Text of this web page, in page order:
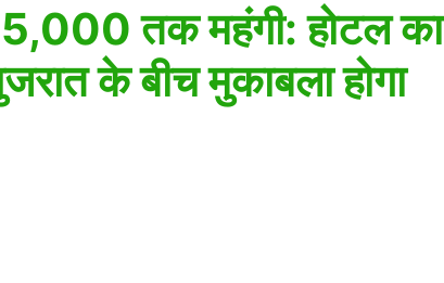
तक महंगी: होटल का
के बीच मुकाबला होगा